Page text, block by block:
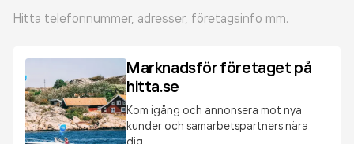
Hitta telefonnummer, adresser, företagsinfo mm.
Marknadsför företaget på
hitta.se
Kom igång och annonsera mot nya
kunder och samarbetspartners nära
dig.